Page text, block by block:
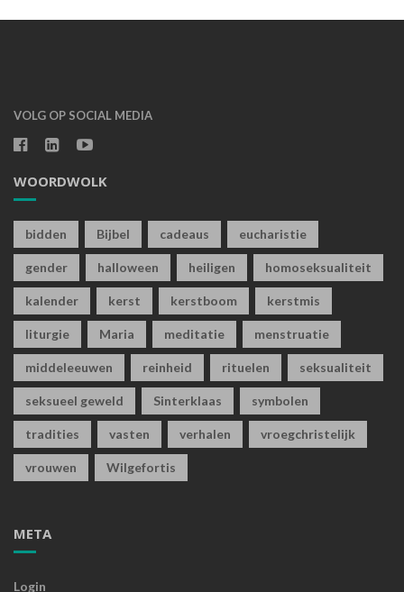
VOLG OP SOCIAL MEDIA
WOORDWOLK
bidden Bijbel cadeaus eucharistie
gender halloween heiligen homoseksualiteit
kalender kerst kerstboom kerstmis
liturgie Maria meditatie menstruatie
middeleeuwen reinheid rituelen seksualiteit
seksueel geweld Sinterklaas symbolen
tradities vasten verhalen vroegchristelijk
vrouwen Wilgefortis
META
Login